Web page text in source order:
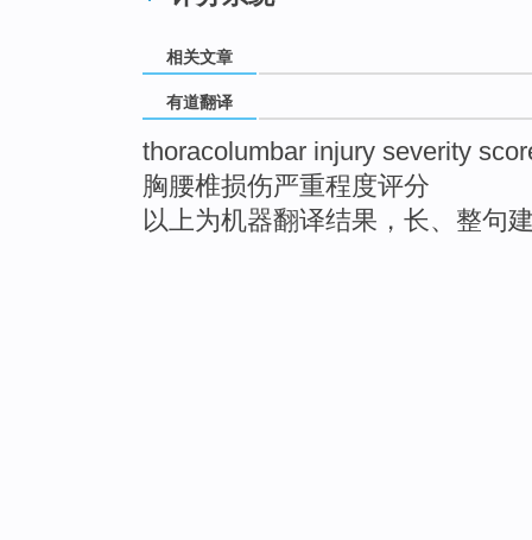
相关文章
有道翻译
thoracolumbar injury severity
胸腰椎损伤严重程度评分
以上为机器翻译结果，长、整句